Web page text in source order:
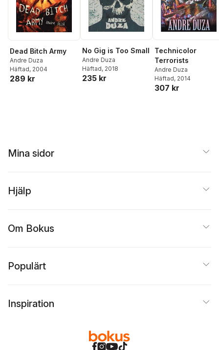
Dead Bitch Army
Andre Duza
Häftad, 2004
289 kr
No Gig is Too Small
Andre Duza
Häftad, 2018
235 kr
Technicolor
Terrorists
Andre Duza
Häftad, 2014
307 kr
Mina sidor
Hjälp
Om Bokus
Populärt
Inspiration